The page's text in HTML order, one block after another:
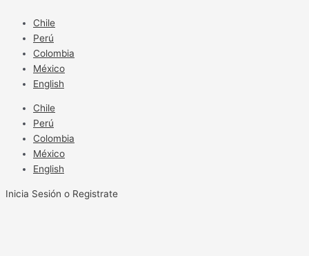
contenido
Chile
Perú
Colombia
México
English
Chile
Perú
Colombia
México
English
Inicia Sesión o Registrate